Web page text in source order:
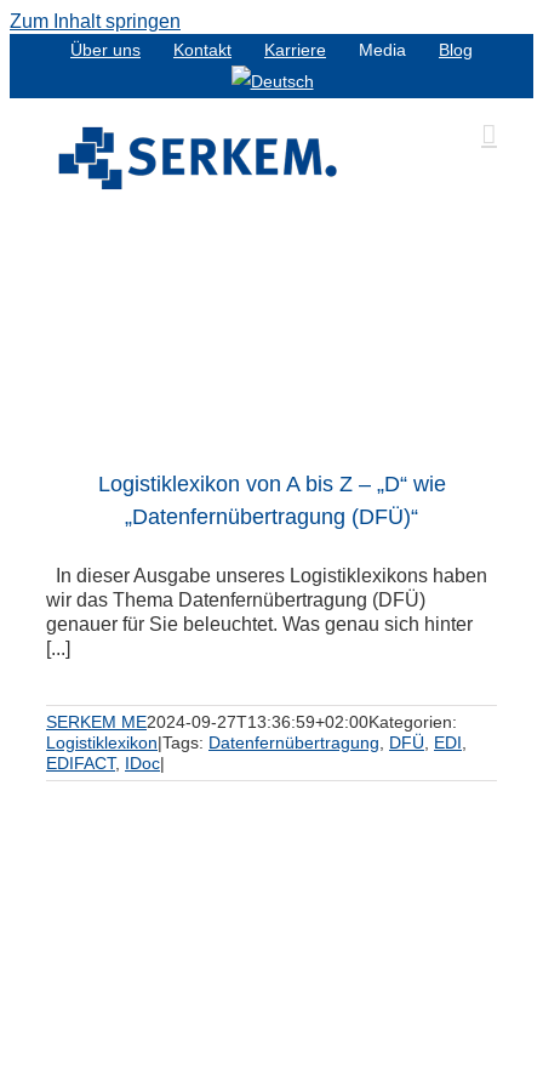
Zum Inhalt springen
Über uns Kontakt Karriere Media Blog
Logistiklexikon von A bis Z – „D“ wie
„Datenfernübertragung (DFÜ)“
In dieser Ausgabe unseres Logistiklexikons haben
wir das Thema Datenfernübertragung (DFÜ)
genauer für Sie beleuchtet. Was genau sich hinter
[...]
SERKEM ME2024-09-27T13:36:59+02:00Kategorien:
Logistiklexikon|Tags: Datenfernübertragung DFÜ EDI
EDIFACT, IDoc|